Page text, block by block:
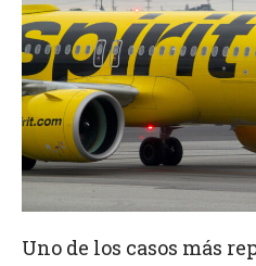
Uno de los casos más